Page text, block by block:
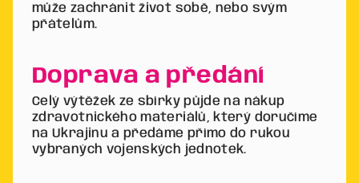
může zachránit život sobě, nebo svým
přátelům.
Doprava a předání
Celý výtěžek ze sbírky půjde na nákup
zdravotnického materiálů, který doručíme
na Ukrajinu a předáme přímo do rukou
vybraných vojenských jednotek.